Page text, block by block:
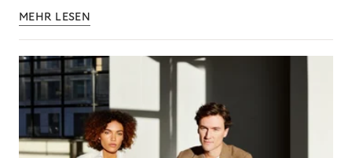
MEHR LESEN